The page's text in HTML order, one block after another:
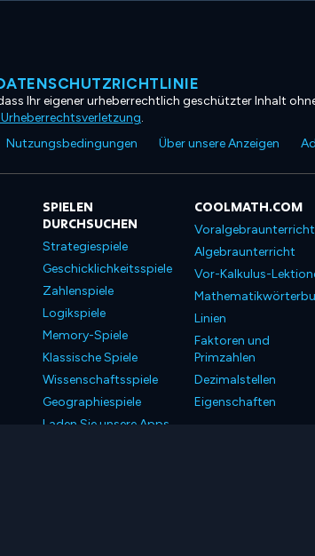
Ihr eigener urheberrechtlich geschützter Inhalt
.
Nutzungsbedingungen Über unsere Anzeigen
SPIELEN
DURCHSUCHEN
Strategiespiele
Geschicklichkeitsspiele
Zahlenspiele
Logikspiele
Memory-Spiele
Klassische Spiele
Wissenschaftsspiele
Geographiespiele
Laden Sie unsere Apps
COOLMATH.COM
Voralgebraunterricht
Algebraunterricht
Vor-Kalkulus-
Linien
Faktoren und
Primzahlen
Dezimalstellen
Eigenschaften